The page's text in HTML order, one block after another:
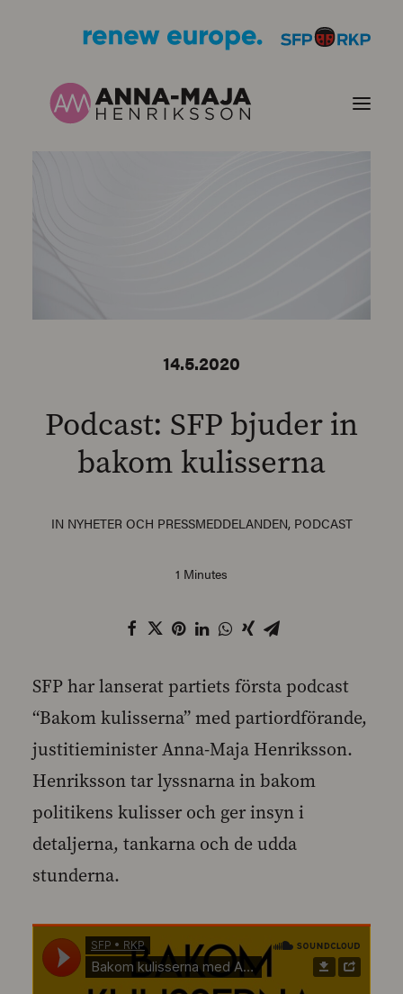
14.5.2020
Podcast: SFP bjuder in
bakom kulisserna
IN NYHETER OCH PRESSMEDDELANDEN, PODCAST
1 Minutes
SFP har lanserat partiets första podcast
“Bakom kulisserna” med partiordförande,
justitieminister Anna-Maja Henriksson.
Henriksson tar lyssnarna in bakom
politikens kulisser och ger insyn i
detaljerna, tankarna och de udda
stunderna.